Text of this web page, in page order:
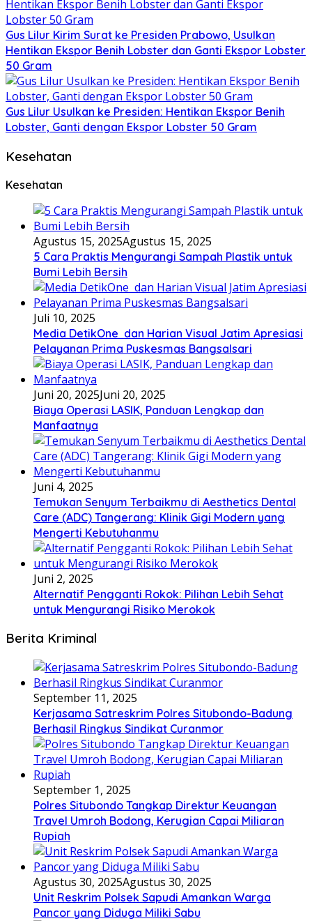
Gus Lilur Kirim Surat ke Presiden Prabowo, Usulkan
Hentikan Ekspor Benih Lobster dan Ganti Ekspor Lobster
50 Gram
Gus Lilur Usulkan ke Presiden: Hentikan Ekspor Benih
Lobster, Ganti dengan Ekspor Lobster 50 Gram
Kesehatan
Kesehatan
Agustus 15, 2025Agustus 15, 2025
5 Cara Praktis Mengurangi Sampah Plastik untuk
Bumi Lebih Bersih
Juli 10, 2025
Media DetikOne dan Harian Visual Jatim Apresiasi
Pelayanan Prima Puskesmas Bangsalsari
Juni 20, 2025Juni 20, 2025
Biaya Operasi LASIK, Panduan Lengkap dan
Manfaatnya
Juni 4, 2025
Temukan Senyum Terbaikmu di Aesthetics Dental
Care (ADC) Tangerang: Klinik Gigi Modern yang
Mengerti Kebutuhanmu
Juni 2, 2025
Alternatif Pengganti Rokok: Pilihan Lebih Sehat
untuk Mengurangi Risiko Merokok
Berita Kriminal
September 11, 2025
Kerjasama Satreskrim Polres Situbondo-Badung
Berhasil Ringkus Sindikat Curanmor
September 1, 2025
Polres Situbondo Tangkap Direktur Keuangan
Travel Umroh Bodong, Kerugian Capai Miliaran
Rupiah
Agustus 30, 2025Agustus 30, 2025
Unit Reskrim Polsek Sapudi Amankan Warga
Pancor yang Diduga Miliki Sabu